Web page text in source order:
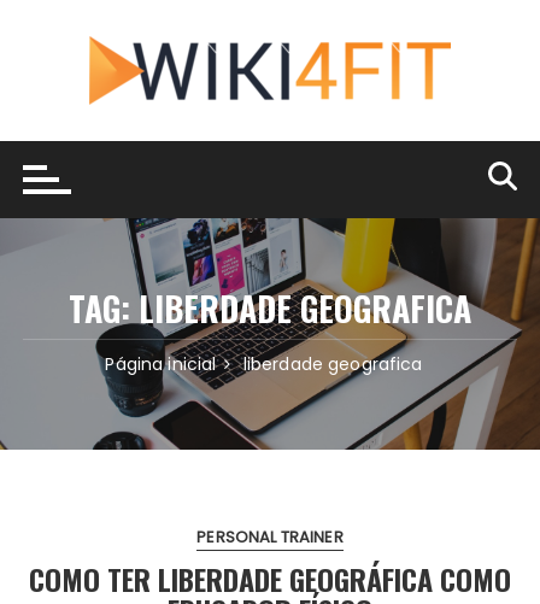
conteúdo
TAG:LIBERDADE GEOGRAFICA
Página inicial liberdade geografica
PERSONAL TRAINER
COMO TER LIBERDADE GEOGRÁFICA COMO